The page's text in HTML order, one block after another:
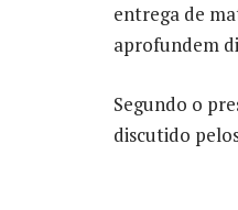
entrega de
aprofundem
Segundo o
discutido